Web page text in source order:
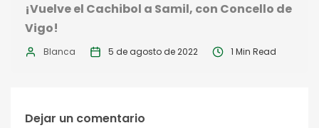
¡Vuelve el Cachibol a Samil, con Concello de
Vigo!
Blanca 5 de agosto de 2022 1 Min Read
Dejar un comentario